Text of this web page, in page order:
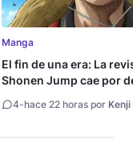
Manga
El fin de una era: La
Shonen Jump cae por
4-hace 22 horas por Kenji